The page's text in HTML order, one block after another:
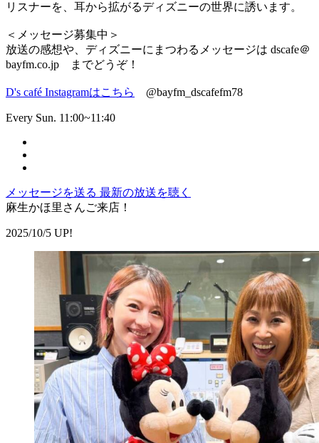
リスナーを、耳から拡がるディズニーの世界に誘います。
＜メッセージ募集中＞
放送の感想や、ディズニーにまつわるメッセージは dscafe＠
bayfm.co.jp までどうぞ！
D's café Instagramはこちら @bayfm_dscafefm78
Every Sun. 11:00~11:40
メッセージを送る 最新の放送を聴く
麻生かほ里さんご来店！
2025/10/5 UP!